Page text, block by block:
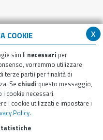
x
COOKIE
simili necessari per
vorremmo utilizzare
terze parti) per finalità di
Se chiudi questo messaggio,
i cookie necessari.
i cookie utilizzati e impostare i
Policy.